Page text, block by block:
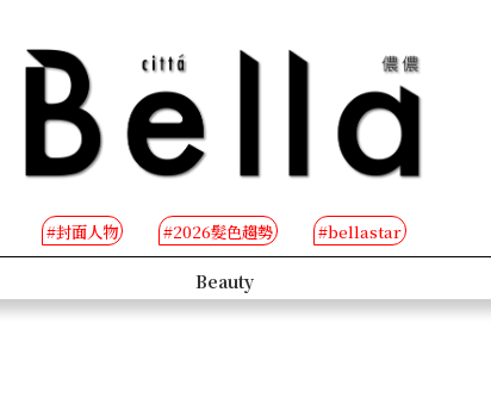
#封面人物 #2026髮色趨勢 #bellastar
Beauty